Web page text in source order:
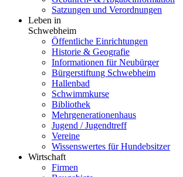
Satzungen und Verordnungen
Leben in
Schwebheim
Öffentliche Einrichtungen
Historie & Geografie
Informationen für Neubürger
Bürgerstiftung Schwebheim
Hallenbad
Schwimmkurse
Bibliothek
Mehrgenerationenhaus
Jugend / Jugendtreff
Vereine
Wissenswertes für Hundebsitzer
Wirtschaft
Firmen